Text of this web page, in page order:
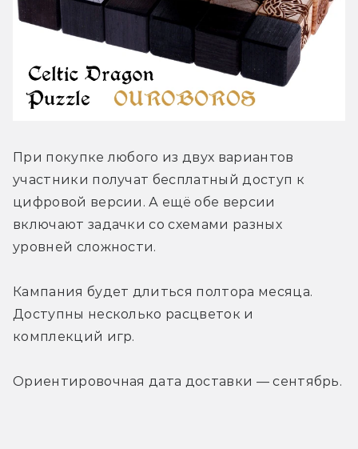
При покупке любого из двух вариантов
участники получат бесплатный доступ к
цифровой версии. А ещё обе версии
включают задачки со схемами разных
уровней сложности.
Кампания будет длиться полтора месяца.
Доступны несколько расцветок и
комплекций игр.
Ориентировочная дата доставки — сентябрь.